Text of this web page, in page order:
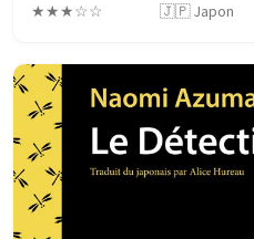
apparences, c’est un
★★★☆☆ 🇯🇵 Japon